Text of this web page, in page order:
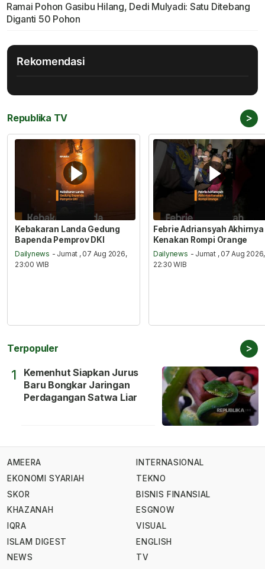
Ramai Pohon Gasibu Hilang, Dedi Mulyadi: Satu Ditebang
Diganti 50 Pohon
Rekomendasi
Republika TV >
Kebakaran Landa Gedung
Bapenda Pemprov DKI
Dailynews - Jumat , 07 Aug 2026,
23:00 WIB
Febrie Adriansyah Akhirnya
Kenakan Rompi Orange
Dailynews - Jumat , 07 Aug 2026,
22:30 WIB
Terpopuler >
1
Kemenhut Siapkan Jurus
Baru Bongkar Jaringan
Perdagangan Satwa Liar
AMEERA
EKONOMI SYARIAH
SKOR
KHAZANAH
IQRA
ISLAM DIGEST
NEWS
INTERNASIONAL
TEKNO
BISNIS FINANSIAL
ESGNOW
VISUAL
ENGLISH
TV